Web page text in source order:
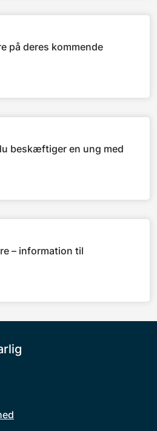
på deres kommende
beskæftiger en ung med
– information til